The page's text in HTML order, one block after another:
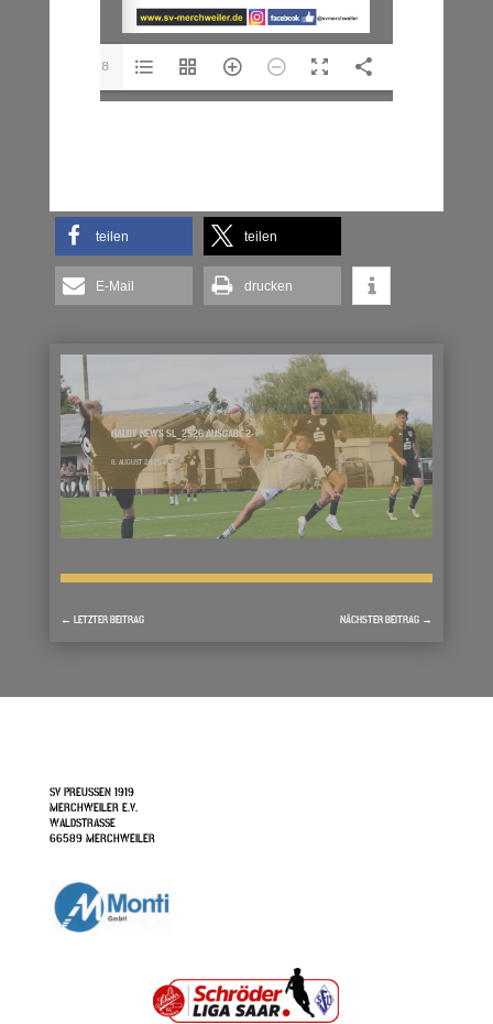
1/28
teilen teilen
E-Mail drucken
HALDY NEWS SL_2526 AUSGABE 2
8. AUGUST 2025
← LETZTER BEITRAG NÄCHSTER BEITRAG →
SV PREUSSEN 1919
MERCHWEILER E.V.
WALDSTRASSE
66589 MERCHWEILER